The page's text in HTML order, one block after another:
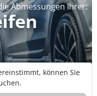
Abmessungen Ihrer:
können Sie